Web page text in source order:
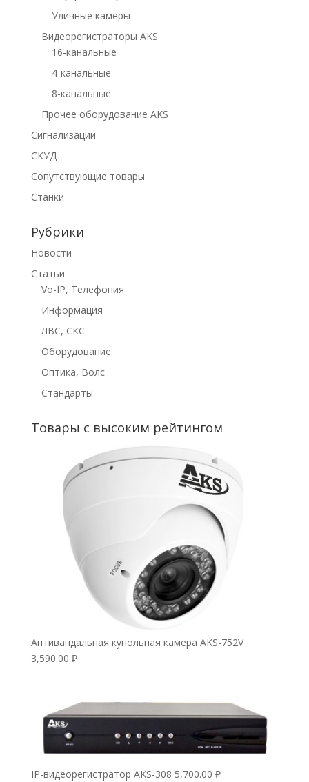
Уличные камеры
Видеорегистраторы AKS
16-канальные
4-канальные
8-канальные
Прочее оборудование AKS
Сигнализации
СКУД
Сопутствующие товары
Станки
Рубрики
Новости
Статьи
Vo-IP, Телефония
Информация
ЛВС, СКС
Оборудование
Оптика, Волс
Стандарты
Товары с высоким рейтингом
Антивандальная купольная камера AKS-752V
3,590.00 ₽
IP-видеорегистратор AKS-308 5,700.00 ₽